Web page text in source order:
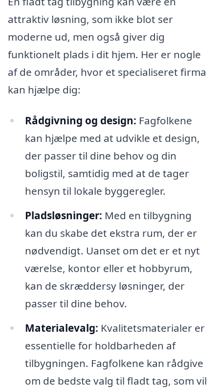
attraktiv løsning, som ikke blot ser
moderne ud, men også giver dig
funktionelt plads i dit hjem. Her er nogle
af de områder, hvor et specialiseret firma
kan hjælpe dig:
Rådgivning og design: Fagfolkene
kan hjælpe med at udvikle et design,
der passer til dine behov og din
boligstil, samtidig med at de tager
hensyn til lokale byggeregler.
Pladsløsninger: Med en tilbygning
kan du skabe det ekstra rum, der er
nødvendigt. Uanset om det er et nyt
værelse, kontor eller et hobbyrum,
kan de skræddersy løsninger, der
passer til dine behov.
Materialevalg: Kvalitetsmaterialer er
essentielle for holdbarheden af
tilbygningen. Fagfolkene kan rådgive
om de bedste valg til fladt tag, som vil